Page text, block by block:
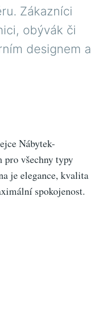
Zákazníci
obývák či
designem a
Nábytek-
pro všechny typy
je elegance, kvalita
spokojenost.